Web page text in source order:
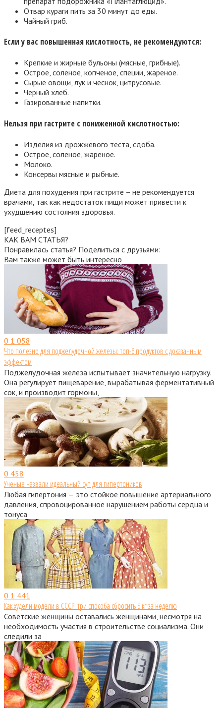
Отвар кураги пить за 30 минут до еды.
Чайный гриб.
Если у вас повышенная кислотность, не рекомендуются:
Крепкие и жирные бульоны (мясные, грибные).
Острое, соленое, копченое, специи, жареное.
Сырые овощи, лук и чеснок, цитрусовые.
Черный хлеб.
Газированные напитки.
Нельзя при гастрите с пониженной кислотностью:
Изделия из дрожжевого теста, сдоба.
Острое, соленое, жареное.
Молоко.
Консервы мясные и рыбные.
Диета для похудения при гастрите – не рекомендуется
врачами, так как недостаток пищи может привести к
ухудшению состояния здоровья.
[feed_receptes]
КАК ВАМ СТАТЬЯ?
Понравилась статья? Поделиться с друзьями:
Вам также может быть интересно
0 1 058
Что полезно для поджелудочной железы: топ-6 продуктов с доказанным
эффектом
Поджелудочная железа испытывает значительную нагрузку.
Она регулирует пищеварение, вырабатывая ферментативный
сок, и производит гормоны,
0 458
Ученые назвали идеальный суп для гипертоников
Любая гипертония — это стойкое повышение артериального
давления, спровоцированное нарушением работы сердца и
тонуса
0 1 441
Как худели модели в СССР: три способа сбросить 5 кг за неделю
Советские женщины оставались женщинами, несмотря на
необходимость участия в строительстве социализма. Они
следили за